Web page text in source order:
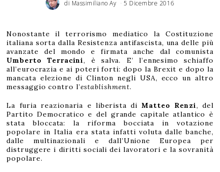
di Massimiliano Ay 5 Dicembre 2016
Nonostante il terrorismo mediatico la Costituzione
italiana sorta dalla Resistenza antifascista, una delle più
avanzate del mondo e firmata anche dal comunista
Umberto Terracini, è salva. E’ l’ennesimo schiaffo
all’eurocrazia e ai poteri forti: dopo la Brexit e dopo la
mancata elezione di Clinton negli USA, ecco un altro
messaggio contro l’establishment.
La furia reazionaria e liberista diMatteo Renzi, del
Partito Democratico e del grande capitale atlantico è
stata bloccata: la riforma bocciata in votazione
popolare in Italia era stata infatti voluta dalle banche,
dalle multinazionali e dall’Unione Europea per
distruggere i diritti sociali dei lavoratori e la sovranità
popolare.